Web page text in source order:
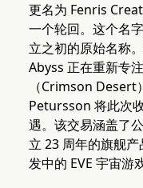
更名为 Fenris
一个轮回。这个名
立之初的原始名称
Abyss 正在重新专
（Crimson
Petursson 将此次
遇。该交易涵盖了
立 23 周年的旗舰
发中的 EVE 宇宙游戏